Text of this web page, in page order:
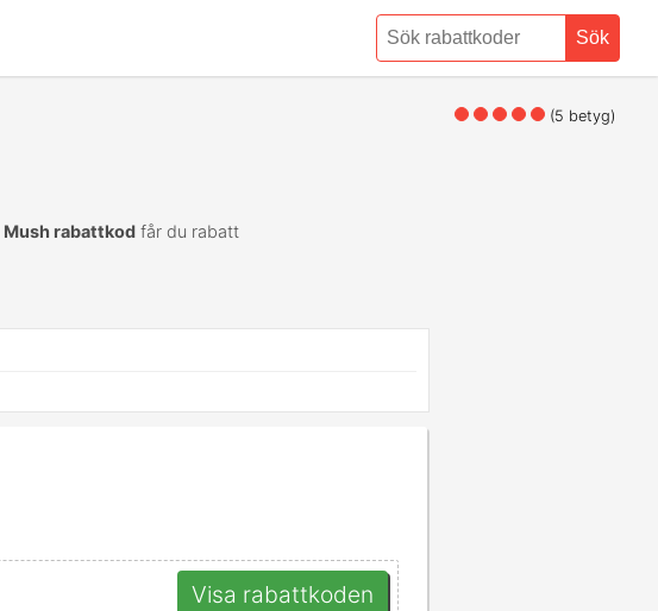
Sök
(5 betyg)
Mush rabattkod får du rabatt
Visa rabattkoden